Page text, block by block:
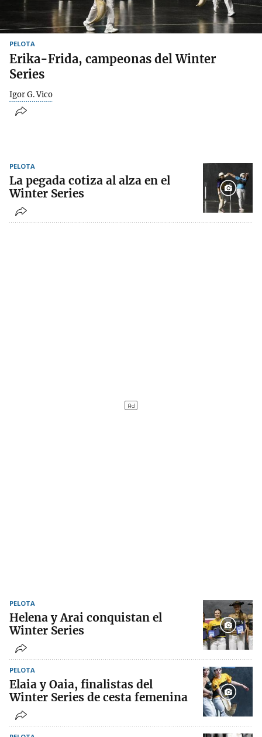
PELOTA
Erika-Frida, campeonas del Winter
Series
Igor G. Vico
PELOTA
La pegada cotiza al alza en el
Winter Series
PELOTA
Helena y Arai conquistan el
Winter Series
PELOTA
Elaia y Oaia, finalistas del
Winter Series de cesta femenina